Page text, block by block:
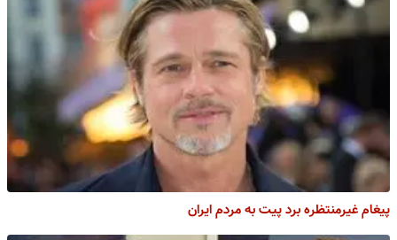
پیغام غیرمنتظره برد پیت به مردم ایران